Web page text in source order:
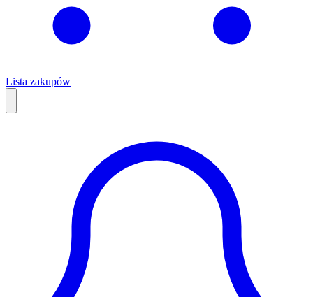
Lista zakupów